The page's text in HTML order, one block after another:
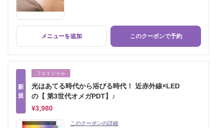
メニューを追加 このクーポンで予約
新
規
フェイシャル
光はあてる時代から浴びる時代！ 近赤外線×LED
の【 第3世代オメガPDT】♪
¥3,980
このクーポンの詳細